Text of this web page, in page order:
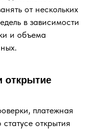
от нескольких
в зависимости
и объема
открытие
платежная
открытия